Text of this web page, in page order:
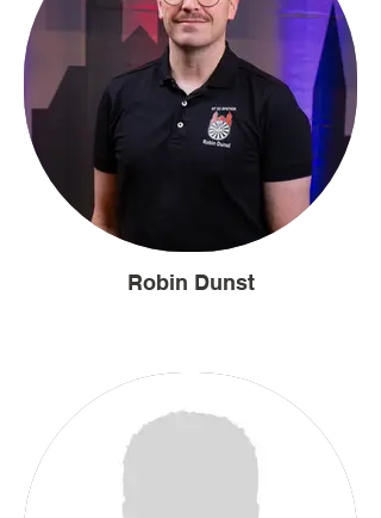
Robin Dunst